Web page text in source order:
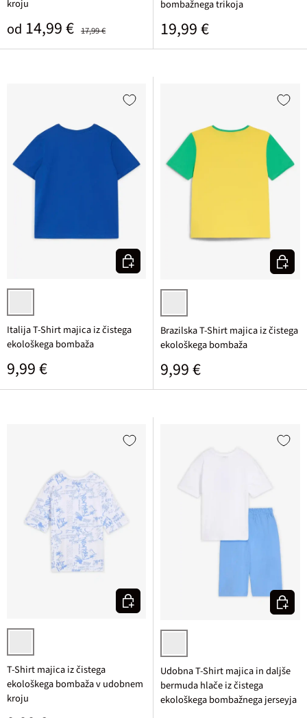
kroju
Prodajna cena
od 14,99 € 17,99 €
bombažnega trikoja
Običajna cena
19,99 €
kobaltna potiskana
Italija T-Shirt majica iz čistega
ekološkega bombaža
Običajna cena
9,99 €
Izberi varianto
živo rumena potiskana
Brazilska T-Shirt majica iz čistega
ekološkega bombaža
Običajna cena
9,99 €
Izberi
bela/srednje modra potiskana
T-Shirt majica iz čistega
ekološkega bombaža v udobnem
kroju
Izberi varianto
bela + srednje modra potiskana
Udobna T-Shirt majica in daljše
bermuda hlače iz čistega
ekološkega bombažnega jerseyja
Izberi